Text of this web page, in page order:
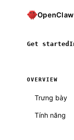
OpenClaw
Get started
OVERVIEW
Trưng bày
Tính năng